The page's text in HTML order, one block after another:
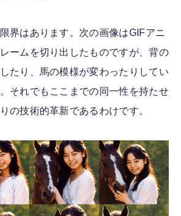
界はあります。次の画像はGIFアニ
ームを切り出したものですが、背の
たり、馬の模様が変わったりしてい
それでもここまでの同一性を持たせ
の技術的革新であるわけです。